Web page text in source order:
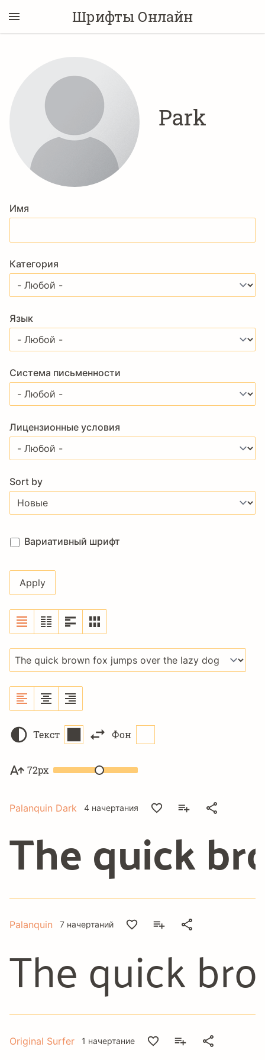
Шрифты Онлайн
Park
Имя
Категория
Язык
Система письменности
Лицензионные условия
Sort by
Вариативный шрифт
Текст Фон
72px
Palanquin Dark 4 начертания
The quick
Palanquin 7 начертаний
The quick
Original Surfer 1 начертание